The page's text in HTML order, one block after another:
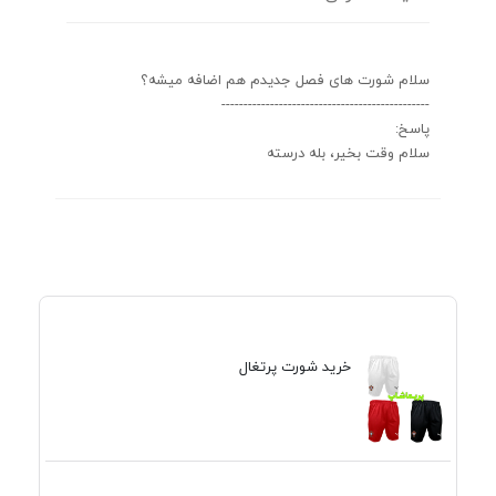
سلام شورت های فصل جدیدم هم اضافه میشه؟
-----------------------------------------------
پاسخ:
سلام وقت بخیر، بله درسته
خرید شورت پرتغال